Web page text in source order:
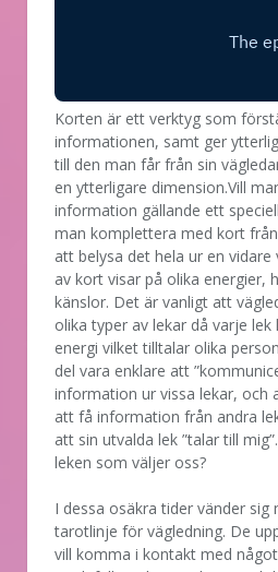
Korten är ett verktyg som
informationen, samt ger
till den man får från sin
en ytterligare dimension.Vill
information gällande ett
man komplettera med kort
att belysa det hela ur en vidare
av kort visar på olika energier,
känslor. Det är vanligt att
olika typer av lekar då varje lek
energi vilket tilltalar olika
del vara enklare att
information ur vissa lekar, och
att få information från andra
att sin utvalda lek ”talar till
leken som väljer oss?
I dessa osäkra tider vänder sig
tarotlinje för vägledning. De
vill komma i kontakt med